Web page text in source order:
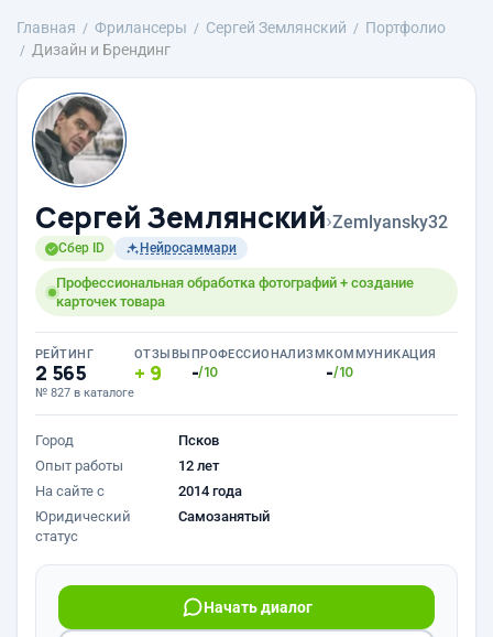
Главная Фрилансеры Сергей Землянский
Портфолио
Дизайн и Брендинг
Сергей Землянский›Zemlyansky32
Сбер ID Нейросаммари
Профессиональная обработка фотографий + создание
карточек товара
РЕЙТИНГ
2 565
№ 827 в каталоге
ОТЗЫВЫ
9
ПРОФЕССИОНАЛИЗМ
-/10
КОММУНИКАЦИЯ
-/10
Город
Псков
Опыт работы
12 лет
На сайте с
2014 года
Юридический
статус
Самозанятый
Начать диалог